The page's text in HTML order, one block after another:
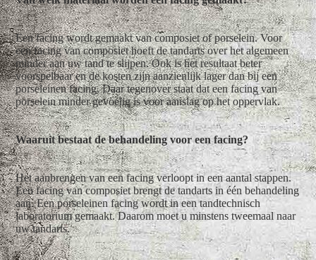
Een facing wordt gemaakt van composiet of porselein. Voor
een facing van composiet hoeft de tandarts over het algemeen
minder aan uw tand te slijpen. Ook is het resultaat beter
voorspelbaar en de kosten zijn aanzienlijk lager dan bij een
porseleinen facing. Daar tegenover staat dat een facing van
porselein minder gevoelig is voor aanslag op het oppervlak.
Waaruit bestaat de behandeling voor een facing?
Het aanbrengen van een facing verloopt in een aantal stappen.
Een facing van composiet brengt de tandarts in één behandeling
aan. Een porseleinen facing wordt in een tandtechnisch
laboratorium gemaakt. Daarom moet u minstens tweemaal naar
uw tandarts.